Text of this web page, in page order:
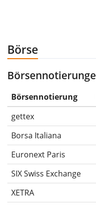
-50%.
Die
Ausschüttungen (falls
Börse
Börsennotierung
gettex
Borsa Italiana
Euronext Paris
SIX Swiss Exchange
XETRA